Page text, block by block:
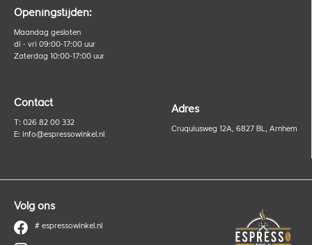
Volg ons
# espressowinkel.nl
Openingstijden:
Maandag gesloten
di - vri 09:00-17:00 uur
Zaterdag 10:00-17:00 uur
Contact
T: 026 82 00 332
E: info@espressowinkel.nl
Adres
Cruquiusweg 12A, 6827 BL, Arnhem